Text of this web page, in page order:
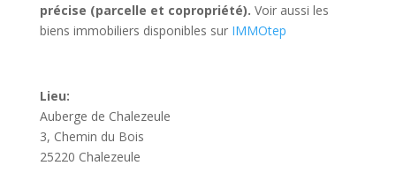
précise (parcelle et copropriété). Voir aussi les
biens immobiliers disponibles sur IMMOtep
Lieu:
Auberge de Chalezeule
3, Chemin du Bois
25220 Chalezeule